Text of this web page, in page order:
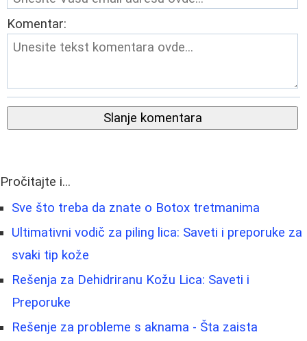
Komentar:
Slanje komentara
Pročitajte i...
Sve što treba da znate o Botox tretmanima
Ultimativni vodič za piling lica: Saveti i preporuke za
svaki tip kože
Rešenja za Dehidriranu Kožu Lica: Saveti i
Preporuke
Rešenje za probleme s aknama - Šta zaista